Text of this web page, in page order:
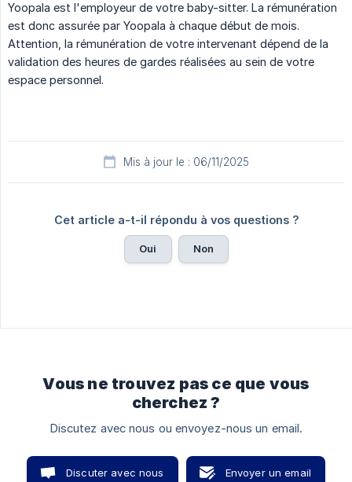
Yoopala est l'employeur de votre baby-sitter. La rémunération
est donc assurée par Yoopala à chaque début de mois.
Attention, la rémunération de votre intervenant dépend de la
validation des heures de gardes réalisées au sein de votre
espace personnel.
Mis à jour le : 06/11/2025
Cet article a-t-il répondu à vos questions ?
Oui Non
Vous ne trouvez pas ce que vous
cherchez ?
Discutez avec nous ou envoyez-nous un email.
Discuter avec nous Envoyer un email